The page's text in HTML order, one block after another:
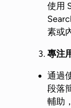
使用
素或
專注
通過
段落
輔助